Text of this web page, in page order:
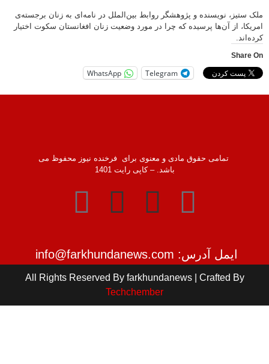
ملک ستیز، نویسنده و پژوهشگر روابط بین‌الملل در نامه‌ای به زنان برجسته‌ی
امریکا، از آن‌ها پرسیده که چرا در مورد وضعیت زنان افغانستان سکوت اختیار
کرده‌اند.
Share On
Telegram
WhatsApp
تمامی حقوق مادی و معنوی برای فرخنده نیوز محفوظ می
باشد. – کاپی رایت 1401
ایمل آدرس: info@farkhundanews.com
All Rights Reserved By farkhundanews | Crafted By
Techchember